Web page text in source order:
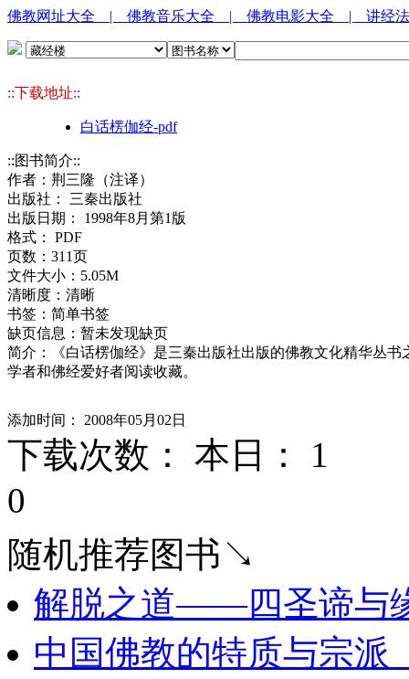
佛教网址大全 | 佛教音乐大全 | 佛教电影大全 | 讲经
::下载地址::
白话楞伽经-pdf
::图书简介::
作者：荆三隆（注译）
出版社： 三秦出版社
出版日期： 1998年8月第1版
格式： PDF
页数：311页
文件大小：5.05M
清晰度：清晰
书签：简单书签
缺页信息：暂未发现缺页
简介：《白话楞伽经》是三秦出版社出版的佛教文化精华丛
学者和佛经爱好者阅读收藏。
添加时间： 2008年05月02日
下载次数： 本日： 1
0
随机推荐图书↘
解脱之道――四圣谛与
中国佛教的特质与宗派